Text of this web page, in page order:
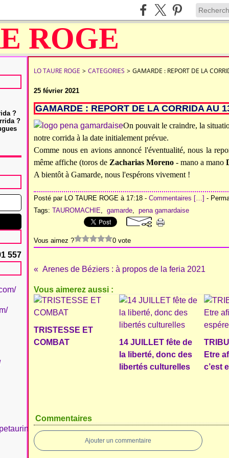
?
?
557
LO TAURE ROGE > CATEGORIES > GAMARDE : REPORT DE LA
25 février 2021
GAMARDE : REPORT DE LA CORRIDA AU
On pouvait le craindre, la
notre corrida à la date initialement prévue.
Comme nous en avions annoncé l'éventualité, nous la
même affiche (toros de Zacharias Moreno - mano a mano
A bientôt à Gamarde, nous l'espérons vivement !
Posté par LO TAURE ROGE à 17:18 - Commentaires […] -
Tags: TAUROMACHIE, gamarde, pena gamardaise
Vous aimez ? 0 vote
Arenes de Béziers : à propos de la feria 2021
Vous aimerez aussi :
TRISTESSE ET
COMBAT
14 JUILLET fête de
la liberté, donc des
libertés culturelles
Etre
c’est
Commentaires
Ajouter un commentaire